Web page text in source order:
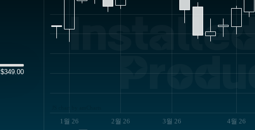
$349.00
1월 26 2월 26 3월 26 4월 26